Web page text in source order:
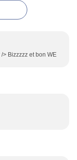
> Bizzzzz et bon WE